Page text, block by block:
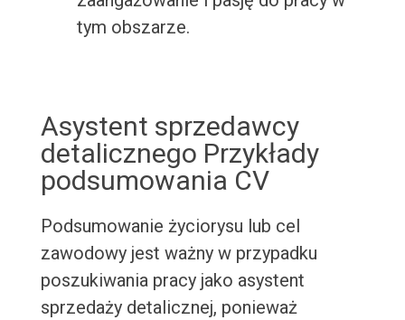
tym obszarze.
Asystent sprzedawcy
detalicznego Przykłady
podsumowania CV
Podsumowanie życiorysu lub cel
zawodowy jest ważny w przypadku
poszukiwania pracy jako asystent
sprzedaży detalicznej, ponieważ